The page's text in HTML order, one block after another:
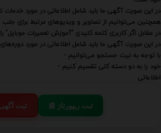
در این صورت آگهی ما باید شامل اطلاعاتی در مورد
همچنین می‌توانیم از تصاویر و ویدیوهای مرتبط برای جلب
در مقابل اگر کاربری کلمه کلیدی "آموزش تعمیرات
در این صورت آگهی ما باید شامل اطلاعاتی در مورد
با توجه به نیت جستجو می‌توانیم -
خود را به دو دسته کلی تقسیم کنیم -
اطلاعاتی
💬 ثبت 📰 ثبت ریپورتاژ